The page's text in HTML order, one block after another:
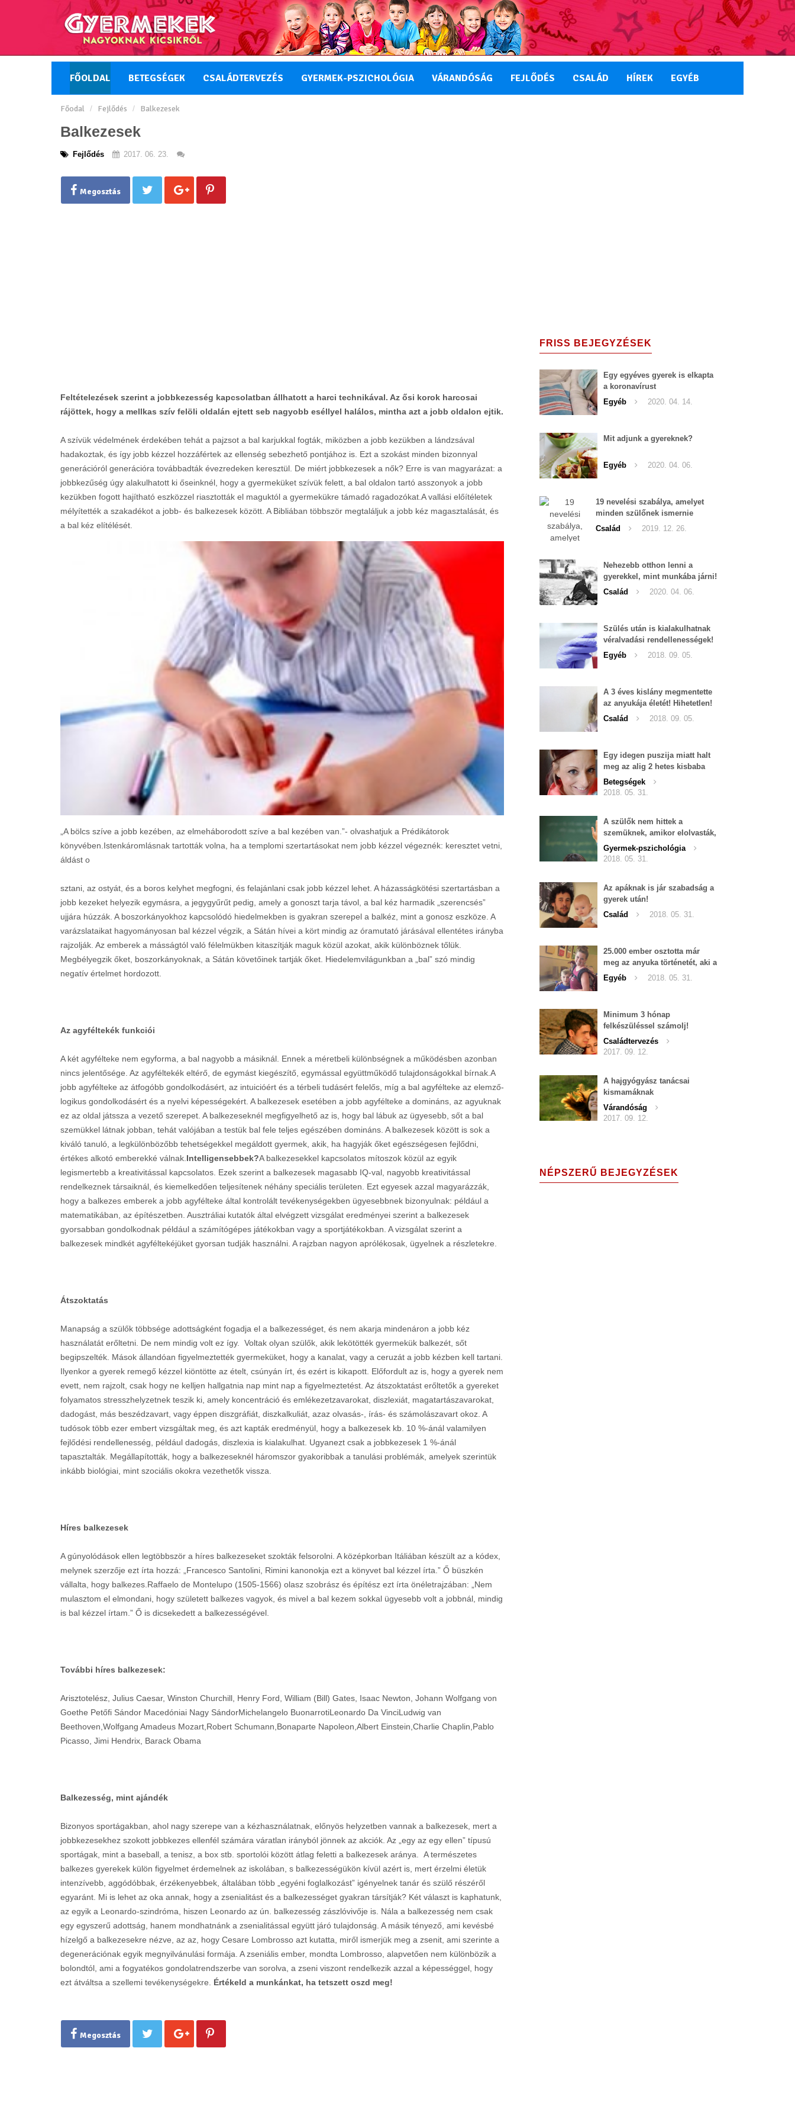
FŐOLDAL BETEGSÉGEK CSALÁDTERVEZÉS GYERMEK-PSZICHOLÓGIA VÁRANDÓSÁG FEJLŐDÉS CSALÁD HÍREK EGYÉB
Főodal Fejlődés Balkezesek
Balkezesek
Fejlődés 2017. 06. 23.
Megosztás
Feltételezések szerint a jobbkezesség kapcsolatban állhatott a harci technikával. Az ősi korok harcosai
rájöttek, hogy a mellkas szív felöli oldalán ejtett seb nagyobb eséllyel halálos, mintha azt a jobb oldalon ejtik.
A szívük védelmének érdekében tehát a pajzsot a bal karjukkal fogták, miközben a jobb kezükben a lándzsával
hadakoztak, és így jobb kézzel hozzáfértek az ellenség sebezhető pontjához is. Ezt a szokást minden bizonnyal
generációról generációra továbbadták évezredeken keresztül. De miért jobbkezesek a nők? Erre is van magyarázat: a
jobbkezűség úgy alakulhatott ki őseinknél, hogy a gyermeküket szívük felett, a bal oldalon tartó asszonyok a jobb
kezükben fogott hajítható eszközzel riasztották el maguktól a gyermekükre támadó ragadozókat.A vallási előítéletek
mélyítették a szakadékot a jobb- és balkezesek között. A Bibliában többször megtaláljuk a jobb kéz magasztalását, és
a bal kéz elítélését.
„A bölcs szíve a jobb kezében, az elmeháborodott szíve a bal kezében van.”- olvashatjuk a Prédikátorok
könyvében.Istenkáromlásnak tartották volna, ha a templomi szertartásokat nem jobb kézzel végeznék: keresztet vetni,
áldást o
sztani, az ostyát, és a boros kelyhet megfogni, és felajánlani csak jobb kézzel lehet. A házasságkötési szertartásban a
jobb kezeket helyezik egymásra, a jegygyűrűt pedig, amely a gonoszt tarja távol, a bal kéz harmadik „szerencsés”
ujjára húzzák. A boszorkányokhoz kapcsolódó hiedelmekben is gyakran szerepel a balkéz, mint a gonosz eszköze. A
varázslataikat hagyományosan bal kézzel végzik, a Sátán hívei a kört mindig az óramutató járásával ellentétes irányba
rajzolják. Az emberek a másságtól való félelmükben kitaszítják maguk közül azokat, akik különböznek tőlük.
Megbélyegzik őket, boszorkányoknak, a Sátán követőinek tartják őket. Hiedelemvilágunkban a „bal” szó mindig
negatív értelmet hordozott.
Az agyféltekék funkciói
A két agyfélteke nem egyforma, a bal nagyobb a másiknál. Ennek a méretbeli különbségnek a működésben azonban
nincs jelentősége. Az agyféltekék eltérő, de egymást kiegészítő, egymással együttműködő tulajdonságokkal bírnak.A
jobb agyfélteke az átfogóbb gondolkodásért, az intuicióért és a térbeli tudásért felelős, míg a bal agyfélteke az elemző-
logikus gondolkodásért és a nyelvi képességekért. A balkezesek esetében a jobb agyfélteke a domináns, az agyuknak
ez az oldal játssza a vezető szerepet. A balkezeseknél megfigyelhető az is, hogy bal lábuk az ügyesebb, sőt a bal
szemükkel látnak jobban, tehát valójában a testük bal fele teljes egészében domináns. A balkezesek között is sok a
kiváló tanuló, a legkülönbözőbb tehetségekkel megáldott gyermek, akik, ha hagyják őket egészségesen fejlődni,
értékes alkotó emberekké válnak. Intelligensebbek?A balkezesekkel kapcsolatos mítoszok közül az egyik
legismertebb a kreativitással kapcsolatos. Ezek szerint a balkezesek magasabb IQ-val, nagyobb kreativitással
rendelkeznek társaiknál, és kiemelkedően teljesítenek néhány speciális területen. Ezt egyesek azzal magyarázzák,
hogy a balkezes emberek a jobb agyfélteke által kontrolált tevékenységekben ügyesebbnek bizonyulnak: például a
matematikában, az építészetben. Ausztráliai kutatók által elvégzett vizsgálat eredményei szerint a balkezesek
gyorsabban gondolkodnak például a számítógépes játékokban vagy a sportjátékokban. A vizsgálat szerint a
balkezesek mindkét agyféltekéjüket gyorsan tudják használni. A rajzban nagyon aprólékosak, ügyelnek a részletekre.
Átszoktatás
Manapság a szülők többsége adottságként fogadja el a balkezességet, és nem akarja mindenáron a jobb kéz
használatát erőltetni. De nem mindig volt ez így. Voltak olyan szülők, akik lekötötték gyermekük balkezét, sőt
begipszelték. Mások állandóan figyelmeztették gyermeküket, hogy a kanalat, vagy a ceruzát a jobb kézben kell tartani.
Ilyenkor a gyerek remegő kézzel kiöntötte az ételt, csúnyán írt, és ezért is kikapott. Előfordult az is, hogy a gyerek nem
evett, nem rajzolt, csak hogy ne kelljen hallgatnia nap mint nap a figyelmeztetést. Az átszoktatást erőltetők a gyereket
folyamatos stresszhelyzetnek teszik ki, amely koncentráció és emlékezetzavarokat, diszlexiát, magatartászavarokat,
dadogást, más beszédzavart, vagy éppen diszgráfiát, diszkalkuliát, azaz olvasás-, írás- és számolászavart okoz. A
tudósok több ezer embert vizsgáltak meg, és azt kapták eredményül, hogy a balkezesek kb. 10 %-ánál valamilyen
fejlődési rendellenesség, például dadogás, diszlexia is kialakulhat. Ugyanezt csak a jobbkezesek 1 %-ánál
tapasztalták. Megállapították, hogy a balkezeseknél háromszor gyakoribbak a tanulási problémák, amelyek szerintük
inkább biológiai, mint szociális okokra vezethetők vissza.
Híres balkezesek
A gúnyolódások ellen legtöbbször a híres balkezeseket szokták felsorolni. A középkorban Itáliában készült az a kódex,
melynek szerzője ezt írta hozzá: „Francesco Santolini, Rimini kanonokja ezt a könyvet bal kézzel írta.” Ő büszkén
vállalta, hogy balkezes.Raffaelo de Montelupo (1505-1566) olasz szobrász és építész ezt írta önéletrajzában: „Nem
mulasztom el elmondani, hogy született balkezes vagyok, és mivel a bal kezem sokkal ügyesebb volt a jobbnál, mindig
is bal kézzel írtam.” Ő is dicsekedett a balkezességével.
További híres balkezesek:
Arisztotelész, Julius Caesar, Winston Churchill, Henry Ford, William (Bill) Gates, Isaac Newton, Johann Wolfgang von
Goethe Petőfi Sándor Macedóniai Nagy SándorMichelangelo BuonarrotiLeonardo Da VinciLudwig van
Beethoven,Wolfgang Amadeus Mozart,Robert Schumann,Bonaparte Napoleon,Albert Einstein,Charlie Chaplin,Pablo
Picasso, Jimi Hendrix, Barack Obama
Balkezesség, mint ajándék
Bizonyos sportágakban, ahol nagy szerepe van a kézhasználatnak, előnyös helyzetben vannak a balkezesek, mert a
jobbkezesekhez szokott jobbkezes ellenfél számára váratlan irányból jönnek az akciók. Az „egy az egy ellen” típusú
sportágak, mint a baseball, a tenisz, a box stb. sportolói között átlag feletti a balkezesek aránya. A természetes
balkezes gyerekek külön figyelmet érdemelnek az iskolában, s balkezességükön kívül azért is, mert érzelmi életük
intenzívebb, aggódóbbak, érzékenyebbek, általában több „egyéni foglalkozást” igényelnek tanár és szülő részéről
egyaránt. Mi is lehet az oka annak, hogy a zsenialitást és a balkezességet gyakran társítják? Két választ is kaphatunk,
az egyik a Leonardo-szindróma, hiszen Leonardo az ún. balkezesség zászlóvivője is. Nála a balkezesség nem csak
egy egyszerű adottság, hanem mondhatnánk a zsenialitással együtt járó tulajdonság. A másik tényező, ami kevésbé
hízelgő a balkezesekre nézve, az az, hogy Cesare Lombrosso azt kutatta, miről ismerjük meg a zsenit, ami szerinte a
degenerációnak egyik megnyilvánulási formája. A zseniális ember, mondta Lombrosso, alapvetően nem különbözik a
bolondtól, ami a fogyatékos gondolatrendszerbe van sorolva, a zseni viszont rendelkezik azzal a képességgel, hogy
ezt átváltsa a szellemi tevékenységekre. Értékeld a munkánkat, ha tetszett oszd meg!
Megosztás
FRISS BEJEGYZÉSEK
Egy egyéves gyerek is elkapta
a koronavírust
Hódmezővásárhelyen
Egyéb 2020. 04. 14.
Mit adjunk a gyereknek?
Egyéb 2020. 04. 06.
19 nevelési szabálya, amelyet
minden szülőnek ismernie
kellene – Marie Montessoritól
Család 2019. 12. 26.
Nehezebb otthon lenni a
gyerekkel, mint munkába járni!
Család
2020. 04. 06.
Szülés után is kialakulhatnak
véralvadási rendellenességek!
Egyéb
2018. 09. 05.
A 3 éves kislány megmentette
az anyukája életét! Hihetetlen!
Család
2018. 09. 05.
Egy idegen puszija miatt halt
meg az alig 2 hetes kisbaba
Betegségek
2018. 05. 31.
A szülők nem hittek a
szemüknek, amikor elolvasták,
milyen emailt írt a harmadikos
kislányuk új osztályfőnöke!
Gyermek-pszichológia
2018. 05. 31.
Az apáknak is jár szabadság a
gyerek után!
Család
2018. 05. 31.
25.000 ember osztotta már
meg az anyuka történetét, aki a
4 gyerekével vásárolt, és
leszólította egy idegen...
Egyéb 2018. 05. 31.
Minimum 3 hónap
felkészüléssel számolj!
Családtervezés
2017. 09. 12.
A hajgyógyász tanácsai
kismamáknak
Várandóság
2017. 09. 12.
NÉPSZERŰ BEJEGYZÉSEK